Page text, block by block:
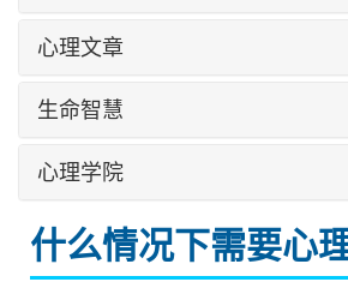
心理文章
生命智慧
心理学院
什么情况下需要心